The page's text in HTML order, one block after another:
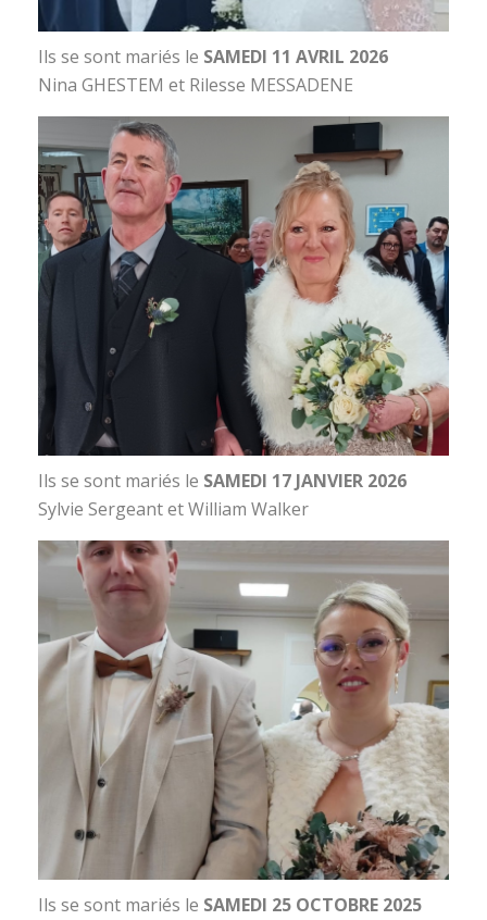
Ils se sont mariés le SAMEDI 11 AVRIL 2026
Nina GHESTEM et Rilesse MESSADENE
Ils se sont mariés le SAMEDI 17 JANVIER 2026
Sylvie Sergeant et William Walker
Ils se sont mariés le SAMEDI 25 OCTOBRE 2025